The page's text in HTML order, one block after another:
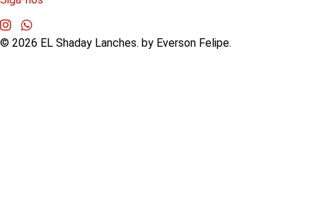
© 2026 EL Shaday Lanches. by Everson Felipe.